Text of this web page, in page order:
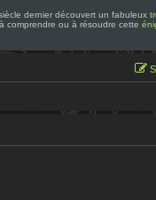
dernier découvert un fabuleux
comprendre ou à résoudre cette